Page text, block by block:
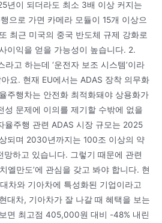
년이 되더라도 최소 3배 이상 커지는
으로 가면 카메라 모듈이 15개 이상으
최근 미국의 중국 반도체 규제 강화로
이익을 얻을 가능성이 높습니다. 2.
고 하는데 ‘운전자 보조 시스템’이라
요. 현재 EU에서는 ADAS 장착 의무화
주행차는 안전화 최적화돼야 상용화가
성 문제에 이의를 제기할 수밖에 없을
율주행 관련 ADAS 시장 규모는 2025
되며 2030년까지는 100조 이상의 약
하고 있습니다. 그렇기 때문에 관련
엘만도’에 관심을 갖고 봐야 합니다. 현
차와 기아차에 특성화된 기업이라고
대차, 기아차가 잘 나갈 때 혜택을 보는
면 최고점 405,000원 대비 -48% 내린